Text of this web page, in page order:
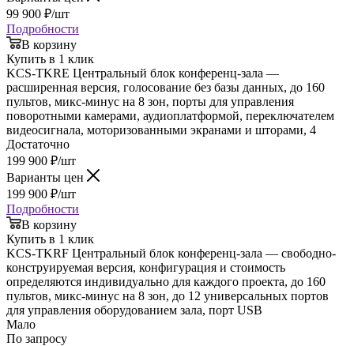
99 900 ₽/шт
Подробности
В корзину
Купить в 1 клик
KCS-TKRE Центральный блок конференц-зала —
расширенная версия, голосование без базы данных, до 160
пультов, микс-минус на 8 зон, порты для управления
поворотными камерами, аудиоплатформой, переключателем
видеосигнала, моторизованными экранами и шторами, 4
Достаточно
199 900 ₽/шт
Варианты цен
199 900 ₽/шт
Подробности
В корзину
Купить в 1 клик
KCS-TKRF Центральный блок конференц-зала — свободно-
конструируемая версия, конфигурация и стоимость
определяются индивидуально для каждого проекта, до 160
пультов, микс-минус на 8 зон, до 12 универсальных портов
для управления оборудованием зала, порт USB
Мало
По запросу